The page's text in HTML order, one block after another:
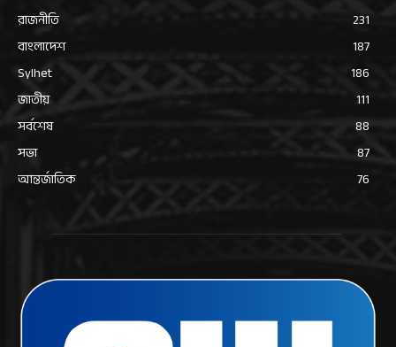
রাজনীতি
231
বাংলাদেশ
187
Sylhet
186
জাতীয়
111
সর্বশেষ
88
সভা
87
আন্তর্জাতিক
76